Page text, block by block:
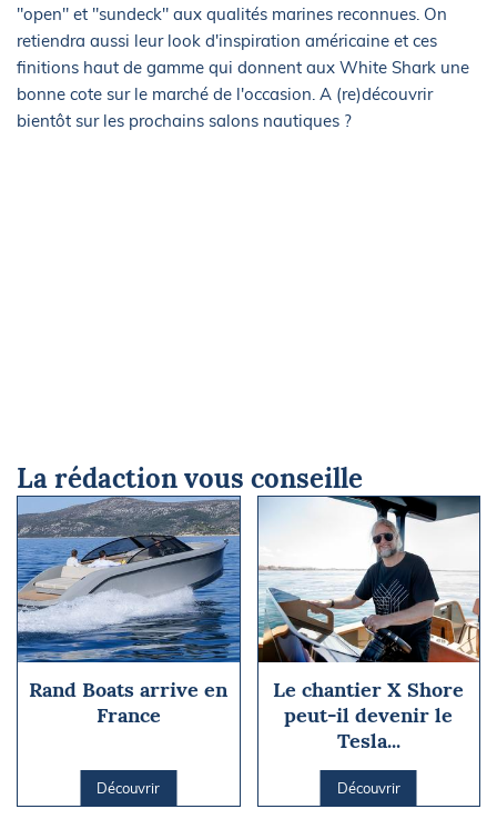
"open" et "sundeck" aux qualités marines reconnues. On
retiendra aussi leur look d'inspiration américaine et ces
finitions haut de gamme qui donnent aux White Shark une
bonne cote sur le marché de l'occasion. A (re)découvrir
bientôt sur les prochains salons nautiques ?
La rédaction vous conseille
Rand Boats arrive en
France
Découvrir
Le chantier X Shore
peut-il devenir le
Tesla...
Découvrir